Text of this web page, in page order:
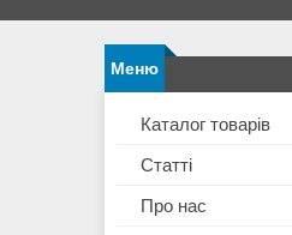
Каталог товарів
Статті
Про нас